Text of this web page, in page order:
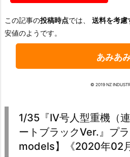
この記事の投稿時点では、 送料を考慮
安値のようです。
あみあ
© 2019 NZ
1/35『IV号人型重機（
ートブラックVer.』プ
models】《2020年02